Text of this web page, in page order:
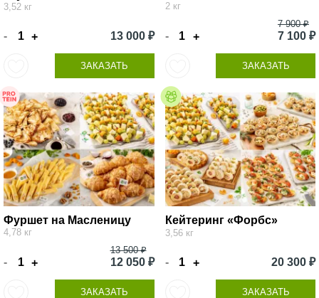
3,52 кг
- + 13 000 ₽
ЗАКАЗАТЬ
2 кг
- +
7 900 ₽
7 100 ₽
ЗАКАЗАТЬ
Фуршет на Масленицу
4,78 кг
- +
13 500 ₽
12 050 ₽
ЗАКАЗАТЬ
Кейтеринг «Форбс»
3,56 кг
- + 20 300 ₽
ЗАКАЗАТЬ